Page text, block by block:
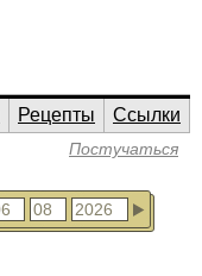
Рецепты
Ссылки
Постучаться